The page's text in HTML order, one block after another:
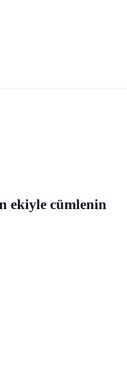
ekiyle cümlenin